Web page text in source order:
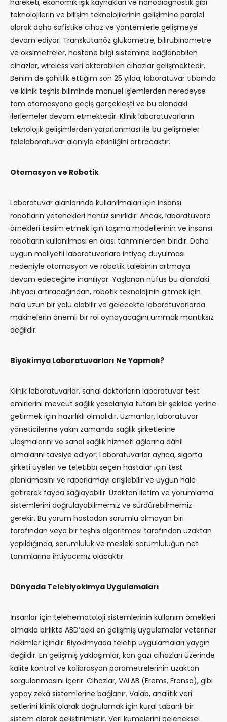
hareketi, ekonomik ışık kaynakları ve nanodiagnostik gibi
teknolojilerin ve bilişim teknolojilerinin gelişimine paralel
olarak daha sofistike cihaz ve yöntemlerle gelişmeye
devam ediyor. Transkutanöz glukometre, bilirubinometre
ve oksimetreler, hastane bilgi sistemine bağlanabilen
cihazlar, wireless veri aktarabilen cihazlar gelişmektedir.
Benim de şahitlik ettiğim son 25 yılda, laboratuvar tıbbında
ve klinik teşhis biliminde manuel işlemlerden neredeyse
tam otomasyona geçiş gerçekleşti ve bu alandaki
ilerlemeler devam etmektedir. Klinik laboratuvarların
teknolojik gelişimlerden yararlanması ile bu gelişmeler
telelaboratuvar alanıyla etkinliğini artıracaktır.
Otomasyon ve Robotik
Laboratuvar alanlarında kullanılmaları için insansı
robotların yetenekleri henüz sınırlıdır. Ancak, laboratuvara
örnekleri teslim etmek için taşıma modellerinin ve insansı
robotların kullanılması en olası tahminlerden biridir. Daha
uygun maliyetli laboratuvarlara ihtiyaç duyulması
nedeniyle otomasyon ve robotik talebinin artmaya
devam edeceğine inanılıyor. Yaşlanan nüfus bu alandaki
ihtiyacı artıracağından, robotik teknolojinin gitmek için
hala uzun bir yolu olabilir ve gelecekte laboratuvarlarda
makinelerin önemli bir rol oynayacağını ummak mantıksız
değildir.
Biyokimya Laboratuvarları Ne Yapmalı?
Klinik laboratuvarlar, sanal doktorların laboratuvar test
emirlerini mevcut sağlık yasalarıyla tutarlı bir şekilde yerine
getirmek için hazırlıklı olmalıdır. Uzmanlar, laboratuvar
yöneticilerine yakın zamanda sağlık şirketlerine
ulaşmalarını ve sanal sağlık hizmeti ağlarına dâhil
olmalarını tavsiye ediyor. Laboratuvarlar ayrıca, sigorta
şirketi üyeleri ve teletıbbı seçen hastalar için test
planlamasını ve raporlamayı erişilebilir ve uygun hale
getirerek fayda sağlayabilir. Uzaktan iletim ve yorumlama
sistemlerini doğrulayabilmemiz ve sürdürebilmemiz
gerekir. Bu yorum hastadan sorumlu olmayan biri
tarafından veya bir teşhis algoritması tarafından uzaktan
yapıldığında, sorumluluk ve mesleki sorumluluğun net
tanımlarına ihtiyacımız olacaktır.
Dünyada Telebiyokimya Uygulamaları
İnsanlar için telehematoloji sistemlerinin kullanım örnekleri
olmakla birlikte ABD’deki en gelişmiş uygulamalar veteriner
hekimler içindir. Biyokimyada teletıp uygulamaları yaygın
değildir. En gelişmiş yaklaşımlar, kan gazı cihazları üzerinde
kalite kontrol ve kalibrasyon parametrelerinin uzaktan
sorgulanmasını içerir. Cihazlar, VALAB (Erems, Fransa), gibi
yapay zekâ sistemlerine bağlanır. Valab, analitik veri
setlerini klinik olarak doğrulamak için kural tabanlı bir
sistem olarak geliştirilmiştir. Veri kümelerini geleneksel